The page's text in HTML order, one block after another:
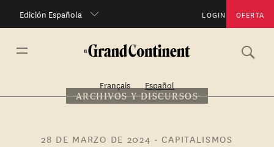
Edición Española LOGIN OFERTA
Français Español
ARCHIVOS Y DISCURSOS
28 DE MARZO DE 2024 •CAPITALISMOS